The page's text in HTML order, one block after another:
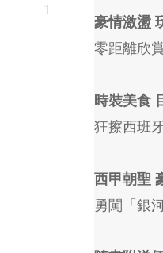
1
豪情激盪
零距離欣
時裝美食
狂擦西班
西甲朝聖
勇闖「銀